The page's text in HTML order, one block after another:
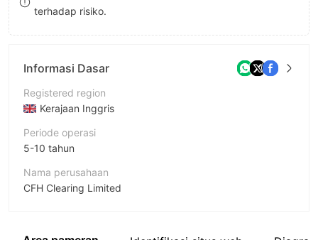
terhadap risiko.
Informasi Dasar
Registered region
Kerajaan Inggris
Periode operasi
5-10 tahun
Nama perusahaan
CFH Clearing Limited